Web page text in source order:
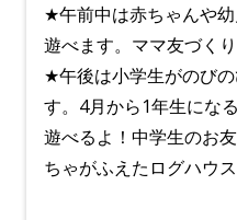
★午前中は赤ちゃんや
遊べます。ママ友づく
★午後は小学生がのび
す。4月から1年生にな
遊べるよ！中学生のお
ちゃがふえたログハウ